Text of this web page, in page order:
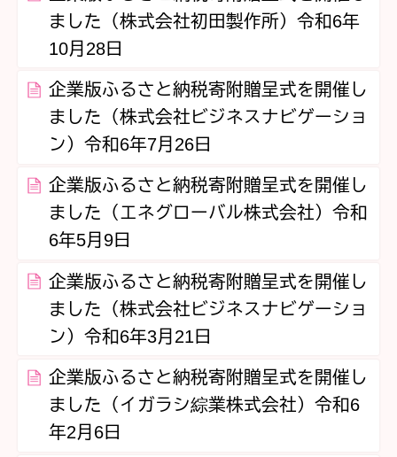
ました（株式会社初田製作所）令和6年
10月28日
企業版ふるさと納税寄附贈呈式を開催し
ました（株式会社ビジネスナビゲーショ
ン）令和6年7月26日
企業版ふるさと納税寄附贈呈式を開催し
ました（エネグローバル株式会社）令和
6年5月9日
企業版ふるさと納税寄附贈呈式を開催し
ました（株式会社ビジネスナビゲーショ
ン）令和6年3月21日
企業版ふるさと納税寄附贈呈式を開催し
ました（イガラシ綜業株式会社）令和6
年2月6日